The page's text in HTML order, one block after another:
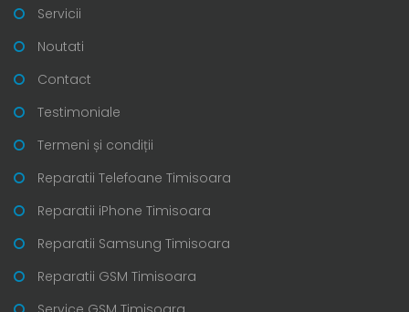
Servicii
Noutati
Contact
Testimoniale
Termeni și condiții
Reparatii Telefoane Timisoara
Reparatii iPhone Timisoara
Reparatii Samsung Timisoara
Reparatii GSM Timisoara